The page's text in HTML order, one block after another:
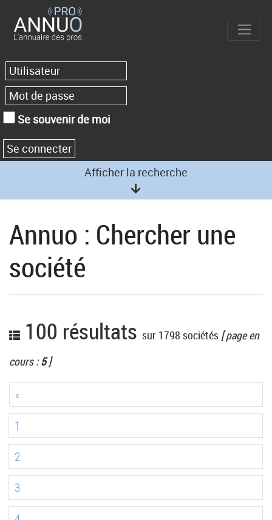
Se souvenir de moi
Afficher la recherche
Annuo : Chercher une
société
100 résultats sur 1798 sociétés [ page en
cours :5]
«
1
2
3